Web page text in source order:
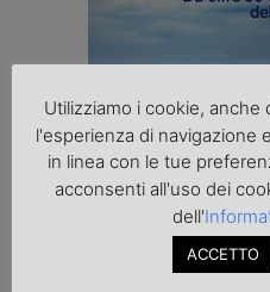
Utilizziamo i cookie, anche
l'esperienza di navigazione
in linea con le tue
acconsenti all'uso dei
dell'
ACCETTO